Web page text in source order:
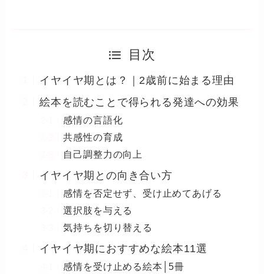
目次
イヤイヤ期とは？｜2歳前に始まる理由
絵本を読むことで得られる発達への効果
感情の言語化
共感性の育成
自己調整力の向上
イヤイヤ期との向き合い方
感情を否定せず、受け止めてあげる
選択肢を与える
気持ちを切り替える
イヤイヤ期におすすめな絵本11選
感情を受け止める絵本│5冊